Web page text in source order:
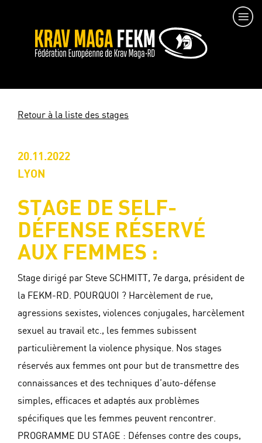
Retour à la liste des stages
20.11.2022
LYON
STAGE DE SELF-
DÉFENSE RÉSERVÉ
AUX FEMMES :
Stage dirigé par Steve SCHMITT, 7e darga, président de
la FEKM-RD. POURQUOI ? Harcèlement de rue,
agressions sexistes, violences conjugales, harcèlement
sexuel au travail etc., les femmes subissent
particulièrement la violence physique. Nos stages
réservés aux femmes ont pour but de transmettre des
connaissances et des techniques d’auto-défense
simples, efficaces et adaptés aux problèmes
spécifiques que les femmes peuvent rencontrer.
PROGRAMME DU STAGE : Défenses contre des coups,